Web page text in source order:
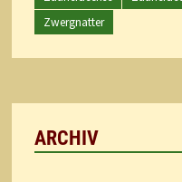
Zwergnatter
ARCHIV